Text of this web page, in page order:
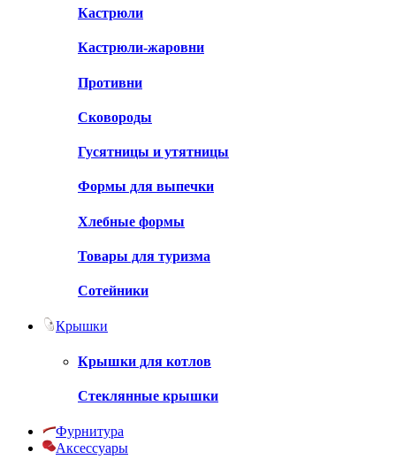
Кастрюли
Кастрюли-жаровни
Противни
Сковороды
Гусятницы и утятницы
Формы для выпечки
Хлебные формы
Товары для туризма
Сотейники
Крышки
Крышки для котлов
Стеклянные крышки
Фурнитура
Аксессуары